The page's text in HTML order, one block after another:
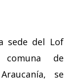
sede del Lof
de
se